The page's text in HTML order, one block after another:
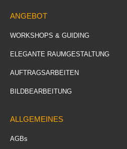
ANGEBOT
WORKSHOPS & GUIDING
ELEGANTE RAUMGESTALTUNG
AUFTRAGSARBEITEN
BILDBEARBEITUNG
ALLGEMEINES
AGBs